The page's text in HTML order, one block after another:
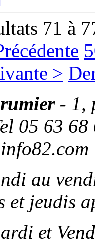
71 à
>
- 1,
05 63
au
et jeudis
et